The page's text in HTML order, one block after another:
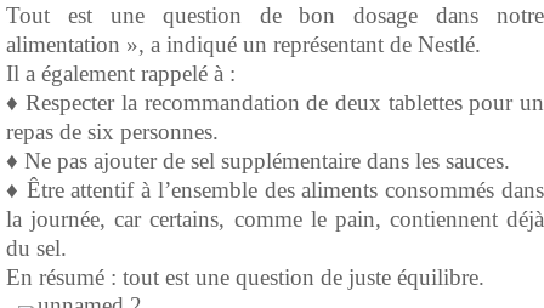
Tout est une question de bon dosage dans notre
alimentation », a indiqué un représentant de Nestlé.
Il a également rappelé à :
♦️ Respecter la recommandation de deux tablettes pour un
repas de six personnes.
♦️ Ne pas ajouter de sel supplémentaire dans les sauces.
♦️ Être attentif à l’ensemble des aliments consommés dans
la journée, car certains, comme le pain, contiennent déjà
du sel.
En résumé : tout est une question de juste équilibre.